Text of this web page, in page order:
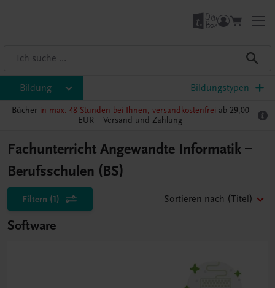
Bildung Bildungstypen
Bücher in max. 48 Stunden bei Ihnen, versandkostenfrei ab 29,00
EUR – Versand und Zahlung
Fachunterricht Angewandte Informatik –
Berufsschulen (BS)
Filtern (1) Sortieren nach (Titel)
Software